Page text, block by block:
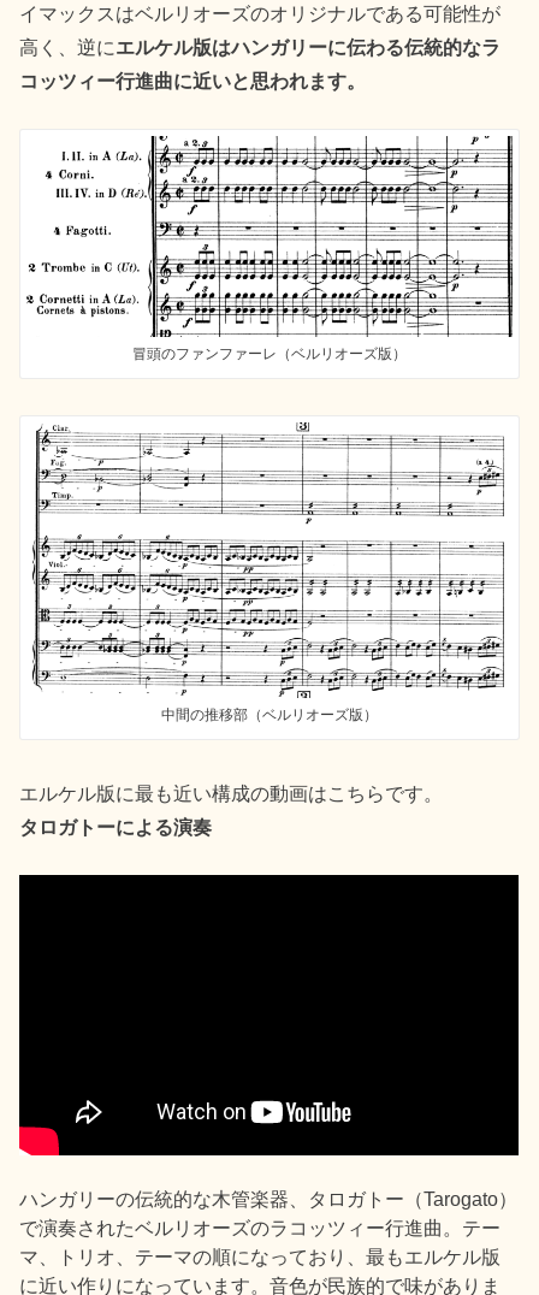
イマックスはベルリオーズのオリジナルである可能性が
高く、逆にエルケル版はハンガリーに伝わる伝統的なラ
コッツィー行進曲に近いと思われます。
冒頭のファンファーレ（ベルリオーズ版）
中間の推移部（ベルリオーズ版）
エルケル版に最も近い構成の動画はこちらです。
タロガトーによる演奏
ハンガリーの伝統的な木管楽器、タロガトー（Tarogato）
で演奏されたベルリオーズのラコッツィー行進曲。テー
マ、トリオ、テーマの順になっており、最もエルケル版
に近い作りになっています。音色が民族的で味がありま